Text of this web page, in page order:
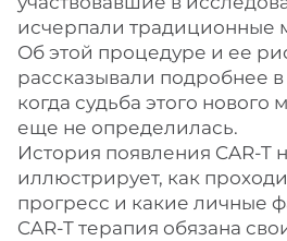
исчерпали традиционные
Об этой процедуре и ее
рассказывали подробнее в
когда судьба этого нового
еще не определилась.
История появления CAR-T
иллюстрирует, как
прогресс и какие личные
CAR-T терапия обязана